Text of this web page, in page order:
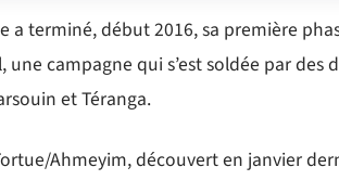
a terminé, début 2016, sa première
une campagne qui s’est soldée par
et Téranga.
Ahmeyim, découvert en janvier